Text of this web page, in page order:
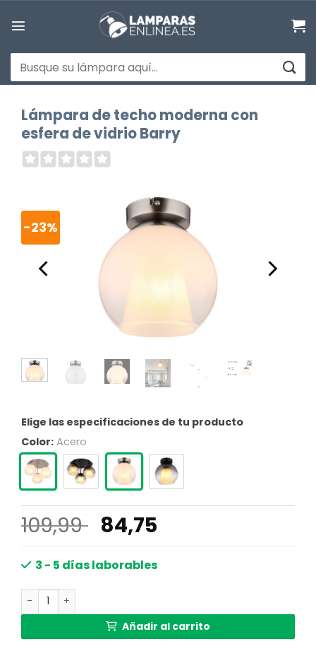
Buscar
por:
Lámpara de techo moderna con
esfera de vidrio Barry
-23%
Elige las especificaciones de tu producto
Color: Acero
109,99 El
precio
original
84,75
3 - 5 días laborables
Lámpara de techo moderna con esfera de vidrio Barry
Añadir al carrito